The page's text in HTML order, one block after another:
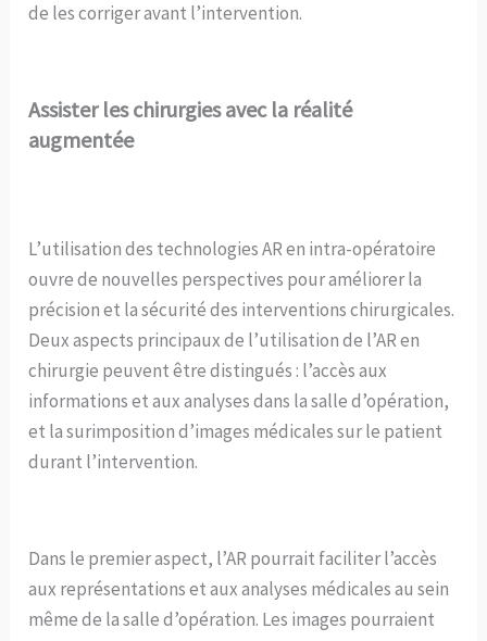
de les corriger avant l’intervention.
Assister les chirurgies avec la réalité
augmentée
L’utilisation des technologies AR en intra-opératoire
ouvre de nouvelles perspectives pour améliorer la
précision et la sécurité des interventions chirurgicales.
Deux aspects principaux de l’utilisation de l’AR en
chirurgie peuvent être distingués : l’accès aux
informations et aux analyses dans la salle d’opération,
et la surimposition d’images médicales sur le patient
durant l’intervention.
Dans le premier aspect, l’AR pourrait faciliter l’accès
aux représentations et aux analyses médicales au sein
même de la salle d’opération. Les images pourraient